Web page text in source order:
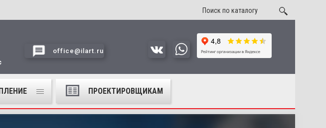
office@ilart.ru
ПРОЕКТИРОВЩИКАМ